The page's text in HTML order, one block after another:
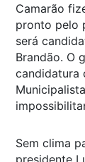
Camarão
pronto pelo
será
Brandão. O
candidatura
Sem clima
presidente